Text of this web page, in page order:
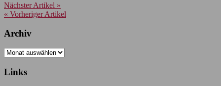
Nächster Artikel »
« Vorheriger Artikel
Archiv
Archiv
Links